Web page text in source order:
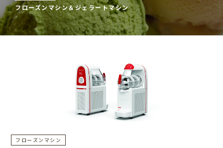
フローズンマシン＆ジェラートマシン
フローズンマシン